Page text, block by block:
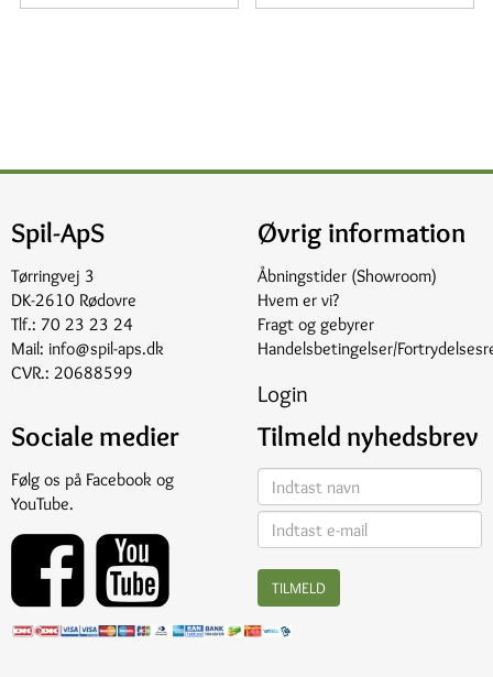
Spil-ApS
Tørringvej 3
DK-2610 Rødovre
Tlf.: 70 23 23 24
Mail: info@spil-aps.dk
CVR.: 20688599
Øvrig information
Åbningstider (Showroom)
Hvem er vi?
Fragt og gebyrer
Handelsbetingelser/
Login
Sociale medier
Følg os på Facebook og
YouTube.
Tilmeld nyhedsbrev
TILMELD